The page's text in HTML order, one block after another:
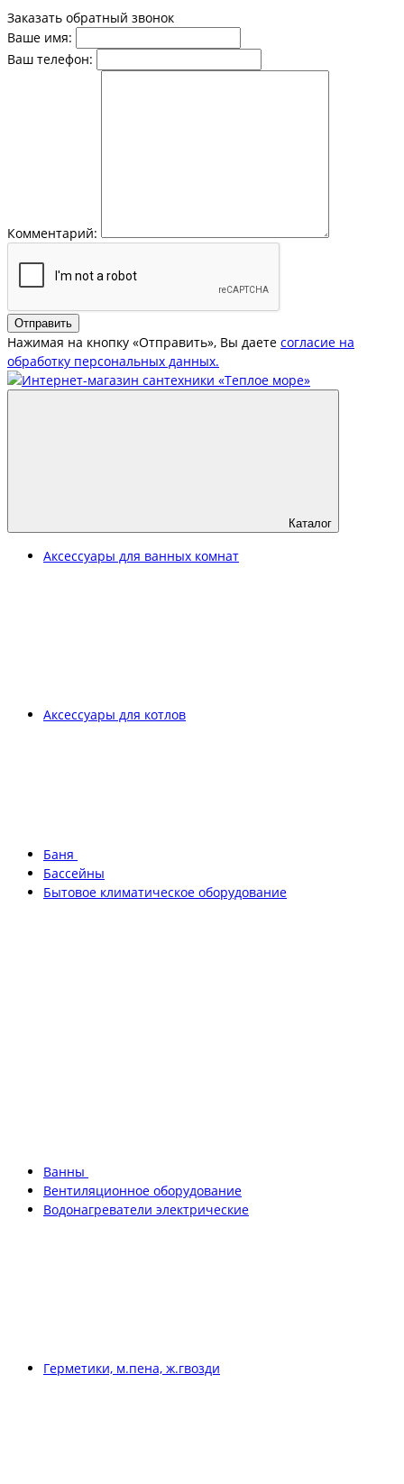
Заказать обратный звонок
Ваше имя:
Ваш телефон:
Комментарий:
Отправить
Нажимая на кнопку «Отправить», Вы даете согласие на
обработку персональных данных.
Каталог
Аксессуары для ванных комнат
Аксессуары для котлов
Баня
Бассейны
Бытовое климатическое оборудование
Ванны
Вентиляционное оборудование
Водонагреватели электрические
Герметики, м.пена, ж.гвозди